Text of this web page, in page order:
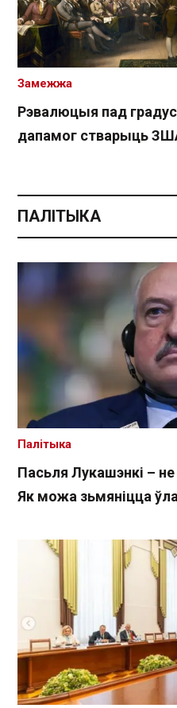
Рэвалюцыя пад
дапамог стварыць
Замежжа
ПАЛІТЫКА
Пасьля Лукашэнкі –
Як можа зьмяніцца
Палітыка